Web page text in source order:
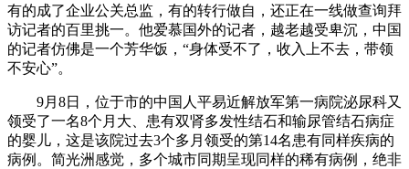
有的成了企业公关总监，有的转行做自，还正在一线做查询拜
访记者的百里挑一。他爱慕国外的记者，越老越受卑沉，中国
的记者仿佛是一个芳华饭，“身体受不了，收入上不去，带领
不安心”。
9月8日，位于市的中国人平易近解放军第一病院泌尿科又
领受了一名8个月大、患有双肾多发性结石和输尿管结石病症
的婴儿，这是该院过去3个多月领受的第14名患有同样疾病的
病例。简光洲感觉，多个城市同期呈现同样的稀有病例，绝非